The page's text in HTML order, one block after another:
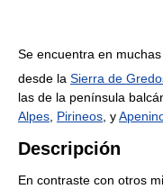
Se encuentra en
desde la Sierra de
las de la península
Alpes Pirineos , y
Descripción
En contraste con otros